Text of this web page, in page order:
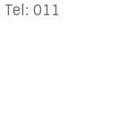
Tel: 011